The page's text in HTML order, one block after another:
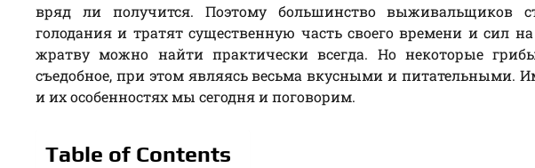
вряд ли получится. Поэтому большинство выживальщиков
голодания и тратят существенную часть своего времени и сил
жратву можно найти практически всегда. Но некоторые
съедобное, при этом являясь весьма вкусными и питательными.
и их особенностях мы сегодня и поговорим.
Table of Contents